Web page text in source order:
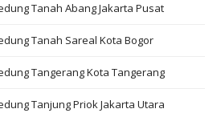
Tanah Abang Jakarta Pusat
Tanah Sareal Kota Bogor
Tangerang Kota Tangerang
Tanjung Priok Jakarta Utara